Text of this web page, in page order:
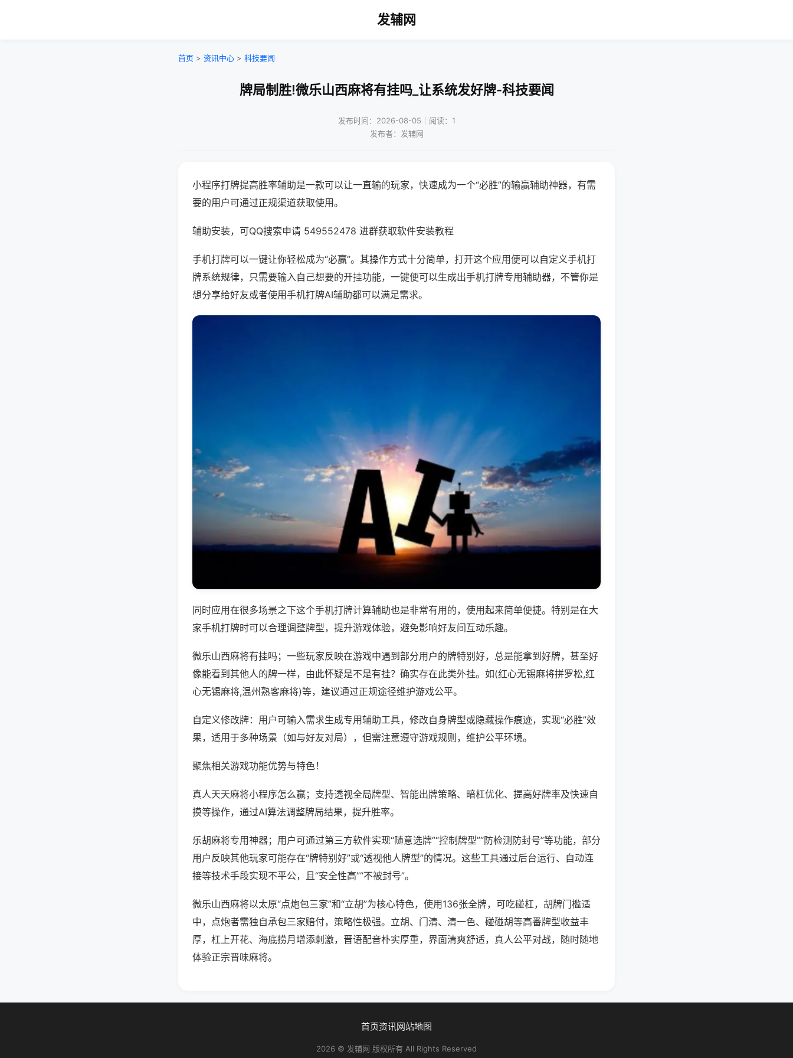
发辅网
首页 > 资讯中心 > 科技要闻
牌局制胜!微乐山西麻将有挂吗_让系统发好牌-科技要闻
发布时间：2026-08-05｜阅读：1
发布者：发辅网
小程序打牌提高胜率辅助是一款可以让一直输的玩家，快速成为一个“必胜”的输赢辅助神器，有需
要的用户可通过正规渠道获取使用。
辅助安装，可QQ搜索申请 549552478 进群获取软件安装教程
手机打牌可以一键让你轻松成为“必赢”。其操作方式十分简单，打开这个应用便可以自定义手机打
牌系统规律，只需要输入自己想要的开挂功能，一键便可以生成出手机打牌专用辅助器，不管你是
想分享给好友或者使用手机打牌AI辅助都可以满足需求。
同时应用在很多场景之下这个手机打牌计算辅助也是非常有用的，使用起来简单便捷。特别是在大
家手机打牌时可以合理调整牌型，提升游戏体验，避免影响好友间互动乐趣。
微乐山西麻将有挂吗；一些玩家反映在游戏中遇到部分用户的牌特别好，总是能拿到好牌，甚至好
像能看到其他人的牌一样，由此怀疑是不是有挂？确实存在此类外挂。如(红心无锡麻将拼罗松,红
心无锡麻将,温州熟客麻将)等，建议通过正规途径维护游戏公平。
自定义修改牌：用户可输入需求生成专用辅助工具，修改自身牌型或隐藏操作痕迹，实现“必胜”效
果，适用于多种场景（如与好友对局），但需注意遵守游戏规则，维护公平环境。
聚焦相关游戏功能优势与特色！
真人天天麻将小程序怎么赢；支持透视全局牌型、智能出牌策略、暗杠优化、提高好牌率及快速自
摸等操作，通过AI算法调整牌局结果，提升胜率。
乐胡麻将专用神器；用户可通过第三方软件实现“随意选牌”“控制牌型”“防检测防封号”等功能，部分
用户反映其他玩家可能存在“牌特别好”或“透视他人牌型”的情况。这些工具通过后台运行、自动连
接等技术手段实现不平公，且“安全性高”“不被封号”。
微乐山西麻将以太原“点炮包三家”和“立胡”为核心特色，使用136张全牌，可吃碰杠，胡牌门槛适
中，点炮者需独自承包三家赔付，策略性极强。立胡、门清、清一色、碰碰胡等高番牌型收益丰
厚，杠上开花、海底捞月增添刺激，晋语配音朴实厚重，界面清爽舒适，真人公平对战，随时随地
体验正宗晋味麻将。
首页资讯网站地图
2026 © 发辅网 版权所有 All Rights Reserved